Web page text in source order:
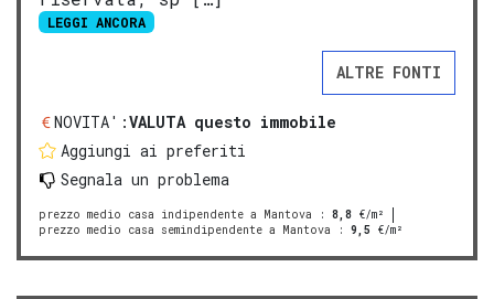
LEGGI ANCORA
ALTRE FONTI
NOVITA':VALUTA questo immobile
Aggiungi ai preferiti
Segnala un problema
prezzo medio casa indipendente a Mantova : 8,8 €/m²
prezzo medio casa semindipendente a Mantova : 9,5 €/m²